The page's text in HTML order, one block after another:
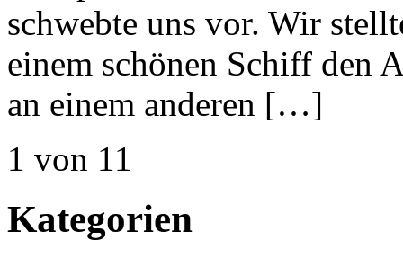
schwebte uns vor. Wir
einem schönen Schiff den
an einem anderen […]
1 von 11
Kategorien